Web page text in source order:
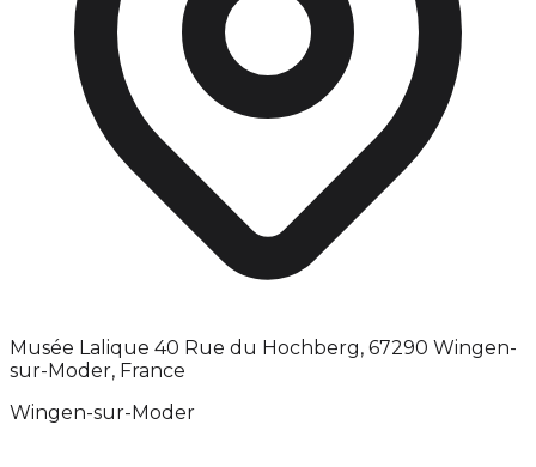
Musée Lalique 40 Rue du Hochberg, 67290 Wingen-
sur-Moder, France
Wingen-sur-Moder